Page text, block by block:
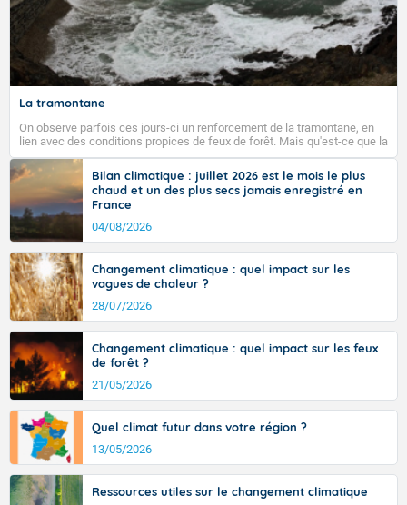
La tramontane
On observe parfois ces jours-ci un renforcement de la tramontane, en
lien avec des conditions propices de feux de forêt. Mais qu'est-ce que la
tramontane ? Quelles sont ses caractéristiques ? La tramontane est un
vent turbulent soufflant de secteur nord-ouest à nord, ou ouest à nord-
ouest, dans un secteur qui part du Roussillon à la vallée de l’Aude et à
l’ouest de l’Hérault. L’étymologie de ce vent vient du latin trasmontanus,
signifiant au-delà des monts, en allusion aux régions montagneuses
d’où provient ce vent.
Bilan climatique : juillet 2026 est le mois le plus
chaud et un des plus secs jamais enregistré en
France
04/08/2026
Changement climatique : quel impact sur les
vagues de chaleur ?
28/07/2026
Changement climatique : quel impact sur les feux
de forêt ?
21/05/2026
Quel climat futur dans votre région ?
13/05/2026
Ressources utiles sur le changement climatique